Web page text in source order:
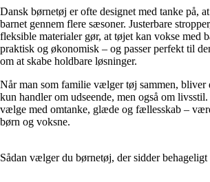
Dansk børnetøj er ofte designet med tanke på,
barnet gennem flere sæsoner. Justerbare
fleksible materialer gør, at tøjet kan vokse med
praktisk og økonomisk – og passer perfekt til
om at skabe holdbare løsninger.
Når man som familie vælger tøj sammen, bliver
kun handler om udseende, men også om
vælge med omtanke, glæde og fællesskab –
børn og voksne.
Sådan vælger du børnetøj, der sidder behageligt